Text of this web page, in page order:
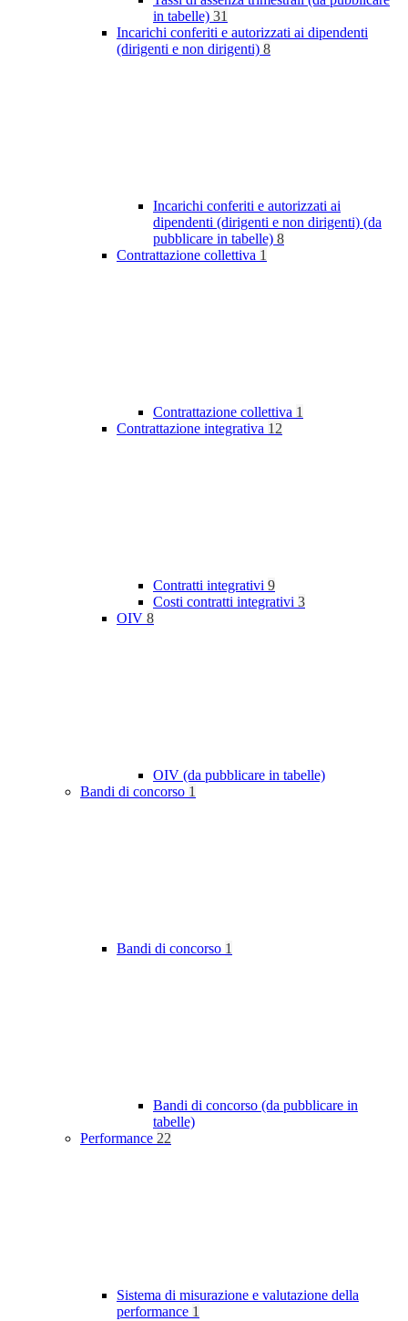
in tabelle) 31
Incarichi conferiti e autorizzati ai dipendenti
(dirigenti e non dirigenti) 8
Incarichi conferiti e autorizzati ai
dipendenti (dirigenti e non dirigenti) (da
pubblicare in tabelle) 8
Contrattazione collettiva 1
Contrattazione collettiva 1
Contrattazione integrativa 12
Contratti integrativi 9
Costi contratti integrativi 3
OIV 8
OIV (da pubblicare in tabelle)
Bandi di concorso 1
Bandi di concorso 1
Bandi di concorso (da pubblicare in
tabelle)
Performance 22
Sistema di misurazione e valutazione della
performance 1